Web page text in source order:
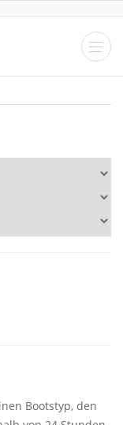
Bootstyp, den